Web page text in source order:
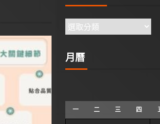
月曆
一 二 三 四